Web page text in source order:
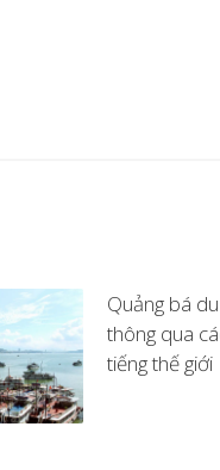
Quảng bá
thông qua
tiếng thế giới